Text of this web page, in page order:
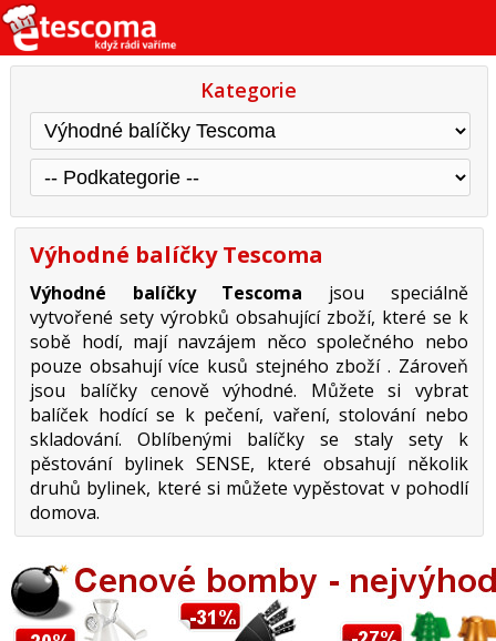
Kategorie
Výhodné balíčky Tescoma
Výhodné balíčky Tescoma jsou speciálně
vytvořené sety výrobků obsahující zboží, které se k
sobě hodí, mají navzájem něco společného nebo
pouze obsahují více kusů stejného zboží . Zároveň
jsou balíčky cenově výhodné. Můžete si vybrat
balíček hodící se k pečení, vaření, stolování nebo
skladování. Oblíbenými balíčky se staly sety k
pěstování bylinek SENSE, které obsahují několik
druhů bylinek, které si můžete vypěstovat v pohodlí
domova.